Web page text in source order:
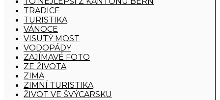
TRADICE
TURISTIKA
VÁNOCE
VISUTÝ MOST
VODOPÁDY
ZAJÍMAVÉ FOTO
ZE ŽIVOTA
ZIMA
ZIMNÍ TURISTIKA
ŽIVOT VE ŠVÝCARSKU